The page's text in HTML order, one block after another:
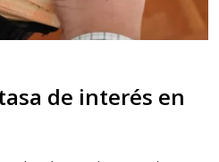
de interés en